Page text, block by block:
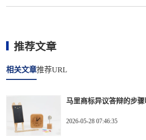
推荐文章
相关文章推荐URL
马里商标异议答辩的步
2026-05-28 07:46:35